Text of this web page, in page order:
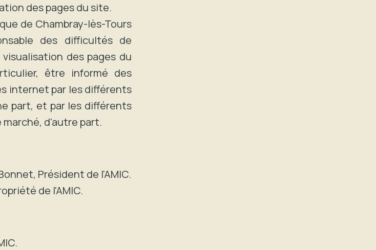
des pages du site.
de Chambray-lès-Tours
des difficultés de
des pages du
être informé des
internet par les différents
part, et par les différents
d'autre part.
Président de l'AMIC.
de l'AMIC.